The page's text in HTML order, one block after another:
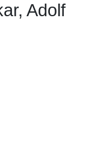
Adolf